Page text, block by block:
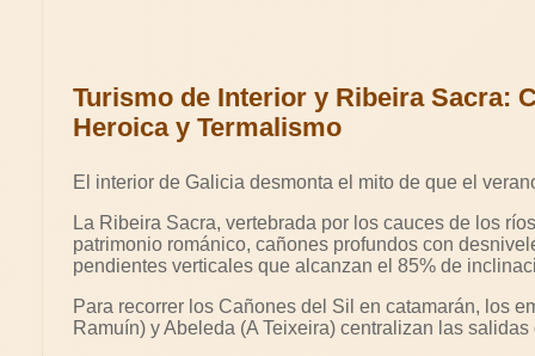
Turismo de Interior y Ribeira Sacra:
Heroica y Termalismo
El interior de Galicia desmonta el mito de que el
La Ribeira Sacra, vertebrada por los cauces de los
patrimonio románico, cañones profundos con
pendientes verticales que alcanzan el 85% de
Para recorrer los Cañones del Sil en catamarán, los
Ramuín) y Abeleda (A Teixeira) centralizan las